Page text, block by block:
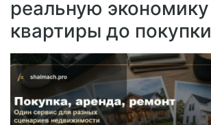
реальную экономику
квартиры до покупки